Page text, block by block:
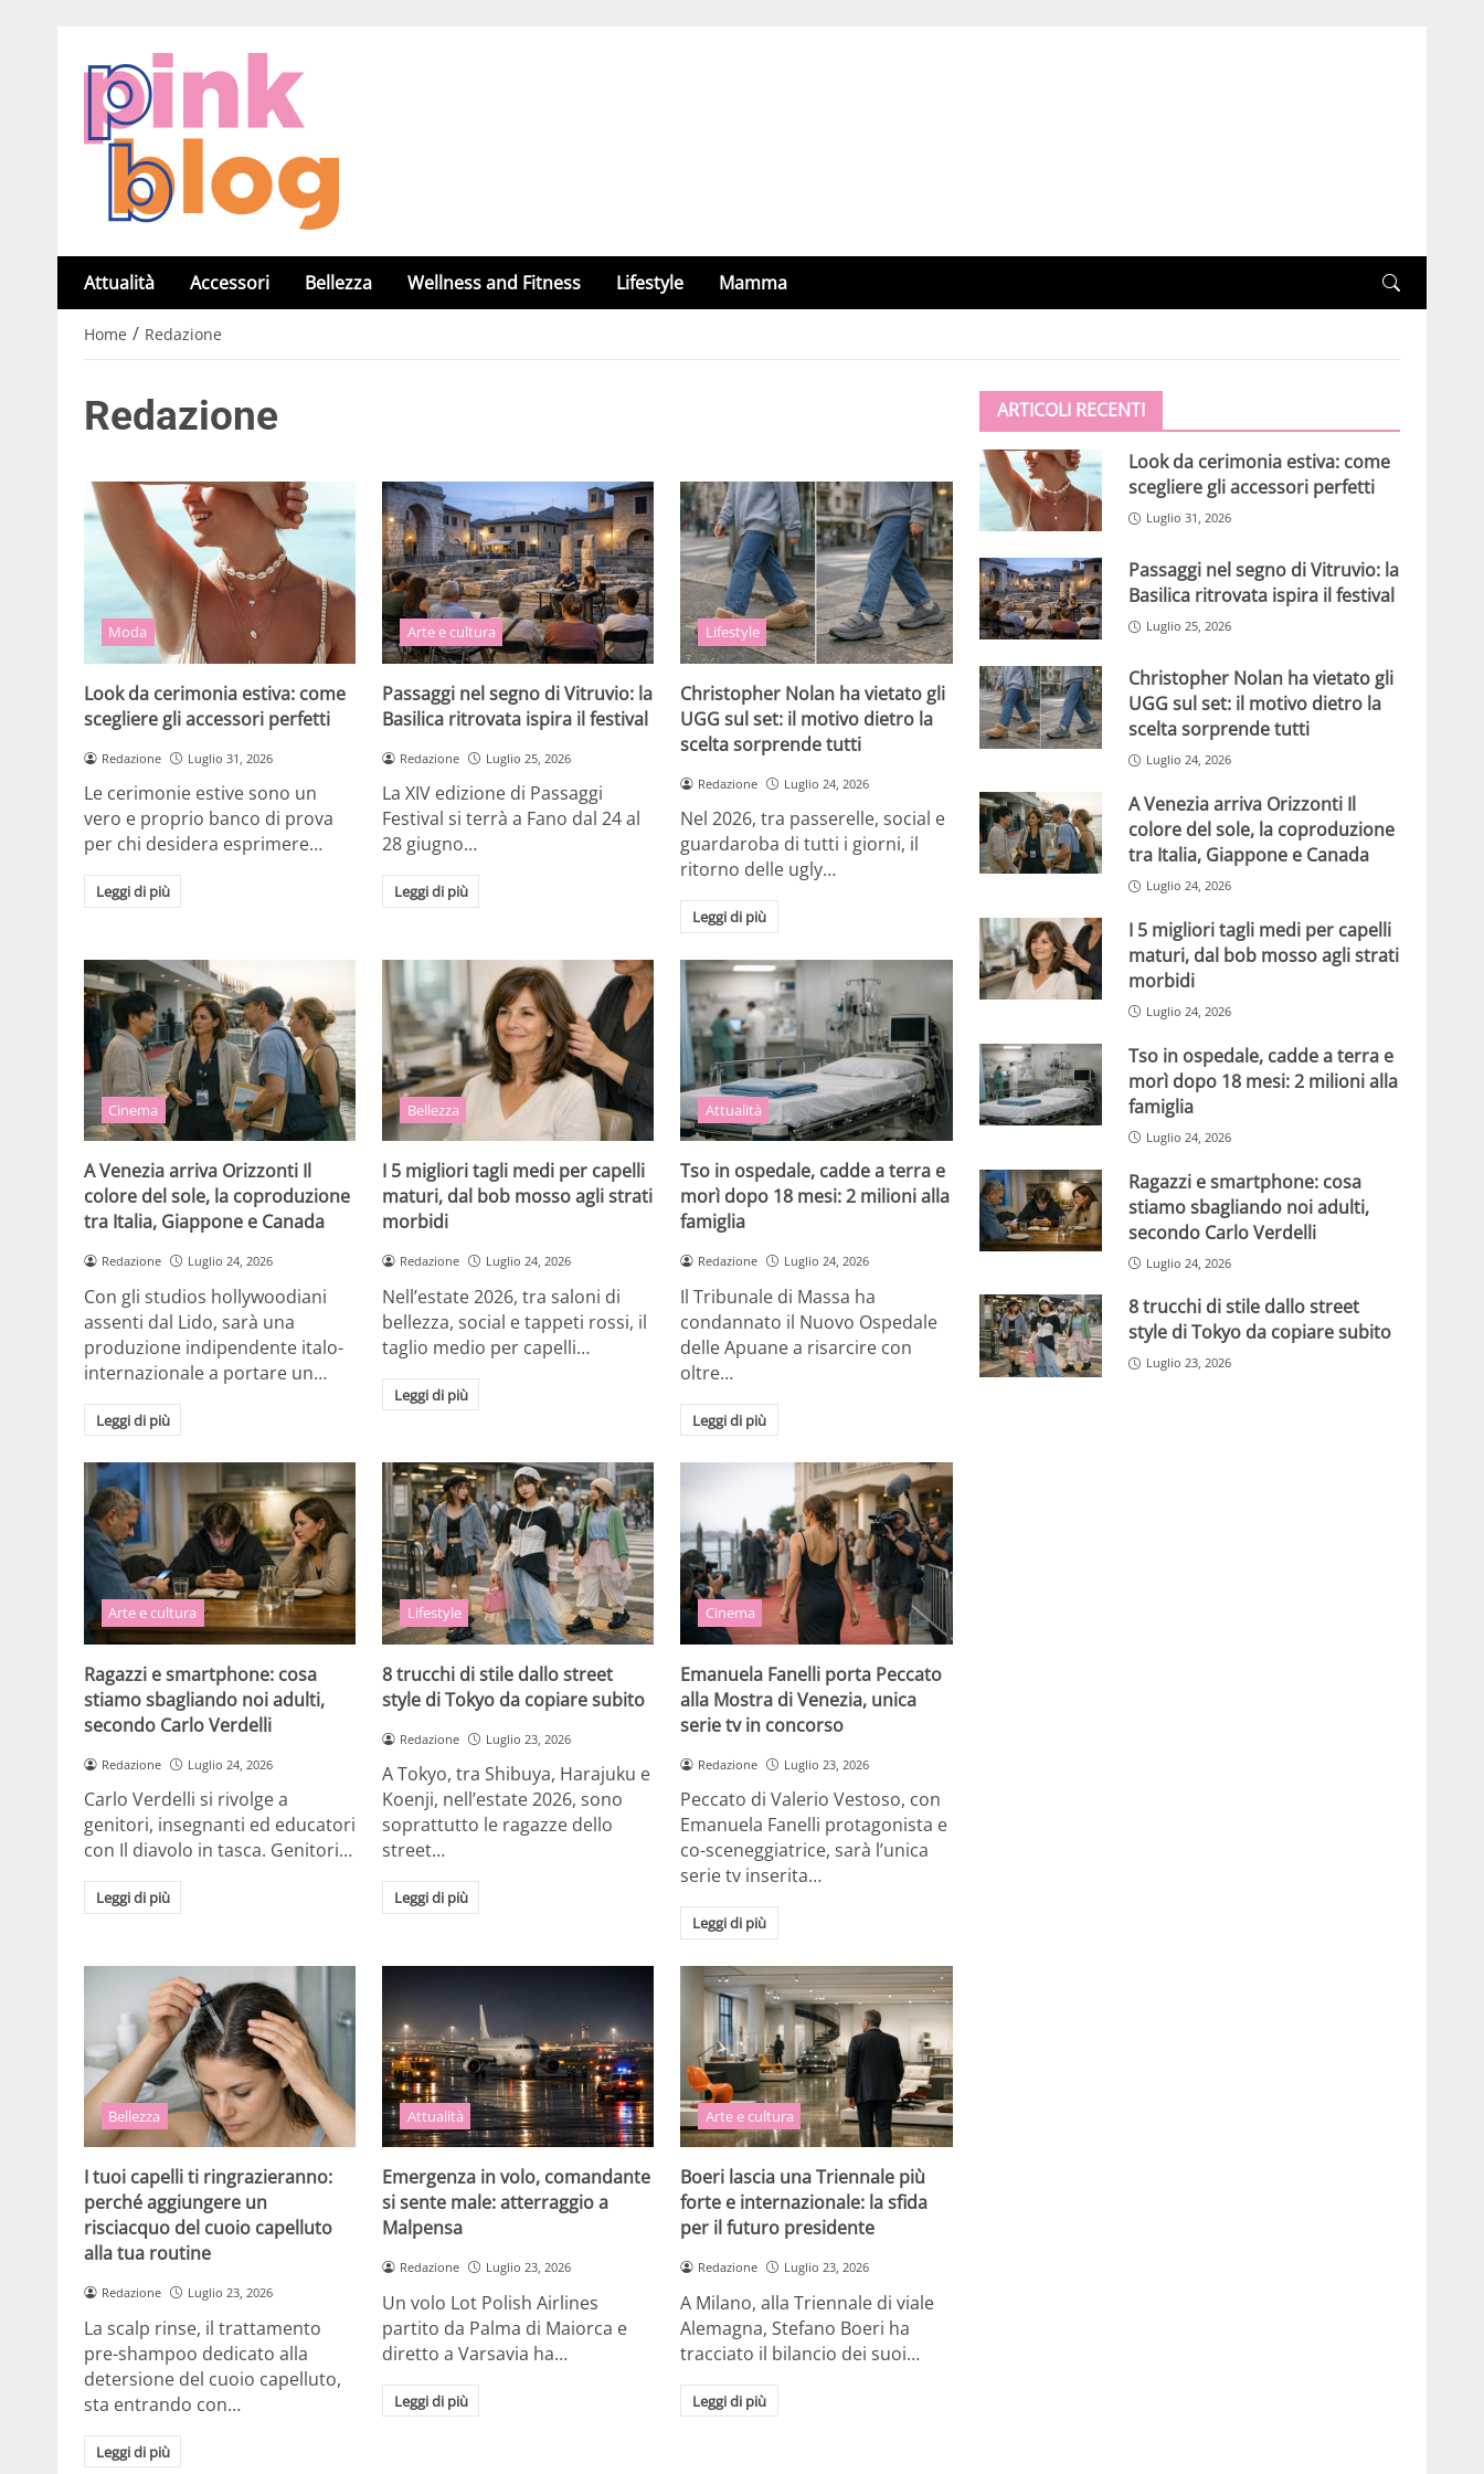
Attualità Accessori Bellezza Wellness and Fitness Lifestyle Mamma
Home / Redazione
Redazione
Moda
Look da cerimonia estiva: come
scegliere gli accessori perfetti
Redazione Luglio 31, 2026
Le cerimonie estive sono un
vero e proprio banco di prova
per chi desidera esprimere…
Leggi di più
Arte e cultura
Passaggi nel segno di Vitruvio: la
Basilica ritrovata ispira il festival
Redazione Luglio 25, 2026
La XIV edizione di Passaggi
Festival si terrà a Fano dal 24 al
28 giugno…
Leggi di più
Lifestyle
Christopher Nolan ha vietato gli
UGG sul set: il motivo dietro la
scelta sorprende tutti
Redazione Luglio 24, 2026
Nel 2026, tra passerelle, social e
guardaroba di tutti i giorni, il
ritorno delle ugly…
Leggi di più
Cinema
A Venezia arriva Orizzonti Il
colore del sole, la coproduzione
tra Italia, Giappone e Canada
Redazione Luglio 24, 2026
Con gli studios hollywoodiani
assenti dal Lido, sarà una
produzione indipendente italo-
internazionale a portare un…
Leggi di più
Bellezza
I 5 migliori tagli medi per capelli
maturi, dal bob mosso agli strati
morbidi
Redazione Luglio 24, 2026
Nell’estate 2026, tra saloni di
bellezza, social e tappeti rossi, il
taglio medio per capelli…
Leggi di più
Attualità
Tso in ospedale, cadde a terra e
morì dopo 18 mesi: 2 milioni alla
famiglia
Redazione Luglio 24, 2026
Il Tribunale di Massa ha
condannato il Nuovo Ospedale
delle Apuane a risarcire con
oltre…
Leggi di più
Arte e cultura
Ragazzi e smartphone: cosa
stiamo sbagliando noi adulti,
secondo Carlo Verdelli
Redazione Luglio 24, 2026
Carlo Verdelli si rivolge a
genitori, insegnanti ed educatori
con Il diavolo in tasca. Genitori…
Leggi di più
Lifestyle
8 trucchi di stile dallo street
style di Tokyo da copiare subito
Redazione Luglio 23, 2026
A Tokyo, tra Shibuya, Harajuku e
Koenji, nell’estate 2026, sono
soprattutto le ragazze dello
street…
Leggi di più
Cinema
Emanuela Fanelli porta Peccato
alla Mostra di Venezia, unica
serie tv in concorso
Redazione Luglio 23, 2026
Peccato di Valerio Vestoso, con
Emanuela Fanelli protagonista e
co-sceneggiatrice, sarà l’unica
serie tv inserita…
Leggi di più
Bellezza
I tuoi capelli ti ringrazieranno:
perché aggiungere un
risciacquo del cuoio capelluto
alla tua routine
Redazione Luglio 23, 2026
La scalp rinse, il trattamento
pre-shampoo dedicato alla
detersione del cuoio capelluto,
sta entrando con…
Leggi di più
Attualità
Emergenza in volo, comandante
si sente male: atterraggio a
Malpensa
Redazione Luglio 23, 2026
Un volo Lot Polish Airlines
partito da Palma di Maiorca e
diretto a Varsavia ha…
Leggi di più
Arte e cultura
Boeri lascia una Triennale più
forte e internazionale: la sfida
per il futuro presidente
Redazione Luglio 23, 2026
A Milano, alla Triennale di viale
Alemagna, Stefano Boeri ha
tracciato il bilancio dei suoi…
Leggi di più
ARTICOLI RECENTI
Look da cerimonia estiva: come
scegliere gli accessori perfetti
Luglio 31, 2026
Passaggi nel segno di Vitruvio: la
Basilica ritrovata ispira il festival
Luglio 25, 2026
Christopher Nolan ha vietato gli
UGG sul set: il motivo dietro la
scelta sorprende tutti
Luglio 24, 2026
A Venezia arriva Orizzonti Il
colore del sole, la coproduzione
tra Italia, Giappone e Canada
Luglio 24, 2026
I 5 migliori tagli medi per capelli
maturi, dal bob mosso agli strati
morbidi
Luglio 24, 2026
Tso in ospedale, cadde a terra e
morì dopo 18 mesi: 2 milioni alla
famiglia
Luglio 24, 2026
Ragazzi e smartphone: cosa
stiamo sbagliando noi adulti,
secondo Carlo Verdelli
Luglio 24, 2026
8 trucchi di stile dallo street
style di Tokyo da copiare subito
Luglio 23, 2026